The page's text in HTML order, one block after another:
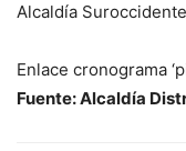
Alcaldía
Enlace cronograma
Fuente: Alcaldía